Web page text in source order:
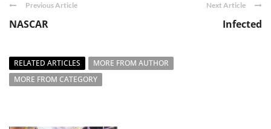
Previous Article
NASCAR
Next Article
Infected
RELATED ARTICLES
MORE FROM AUTHOR
MORE FROM CATEGORY